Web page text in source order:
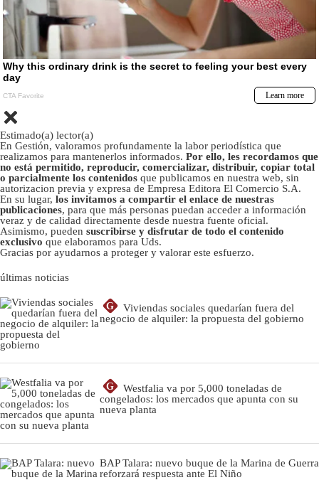
Estimado(a) lector(a)
En Gestión, valoramos profundamente la labor periodística que
realizamos para mantenerlos informados. Por ello, les recordamos que
no está permitido, reproducir, comercializar, distribuir, copiar total
o parcialmente los contenidos que publicamos en nuestra web, sin
autorizacion previa y expresa de Empresa Editora El Comercio S.A.
En su lugar, los invitamos a compartir el enlace de nuestras
publicaciones, para que más personas puedan acceder a información
veraz y de calidad directamente desde nuestra fuente oficial.
Asimismo, pueden suscribirse y disfrutar de todo el contenido
exclusivo que elaboramos para Uds.
Gracias por ayudarnos a proteger y valorar este esfuerzo.
últimas noticias
G
Viviendas sociales quedarían fuera del
negocio de alquiler: la propuesta del gobierno
G
Westfalia va por 5,000 toneladas de
congelados: los mercados que apunta con su
nueva planta
BAP Talara: nuevo buque de la Marina de Guerra
reforzará respuesta ante El Niño